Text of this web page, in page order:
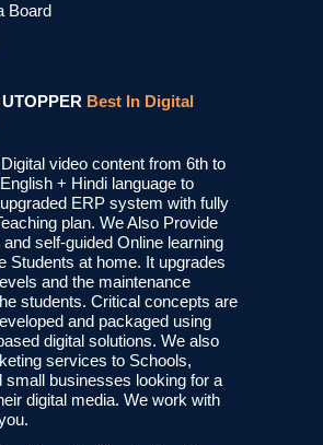
Board
UTOPPER Best In Digital
video content from 6th to
+ Hindi language to
ERP system with fully
plan. We Also Provide
self-guided Online learning
Students at home. It upgrades
and the maintenance
students. Critical concepts are
and packaged using
digital solutions. We also
services to Schools,
small businesses looking for a
digital media. We work with